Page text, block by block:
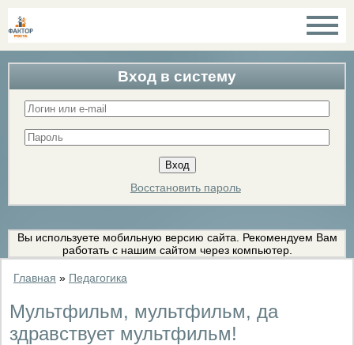
Вход в систему
Восстановить пароль
Вы используете мобильную версию сайта. Рекомендуем Вам
работать с нашим сайтом через компьютер.
Главная » Педагогика
Мультфильм, мультфильм, да
здравствует мультфильм!